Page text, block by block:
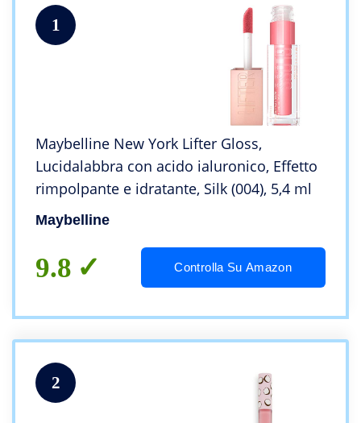
1
Maybelline New York Lifter Gloss,
Lucidalabbra con acido ialuronico, Effetto
rimpolpante e idratante, Silk (004), 5,4 ml
Maybelline
9.8 Controlla Su Amazon
2